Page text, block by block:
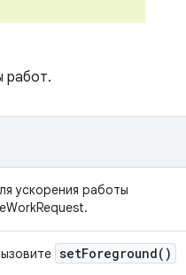
работ.
ускорения работы
setForeground( )